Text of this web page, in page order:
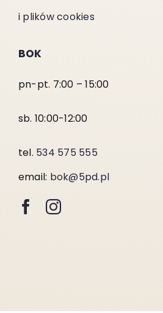
i plików cookies
BOK
pn-pt. 7:00 – 15:00
sb. 10:00-12:00
tel. 534 575 555
email: bok@5pd.pl